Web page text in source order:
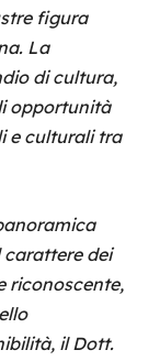
figura
La
di cultura,
opportunità
e culturali tra
carattere dei
riconoscente,
il Dott.